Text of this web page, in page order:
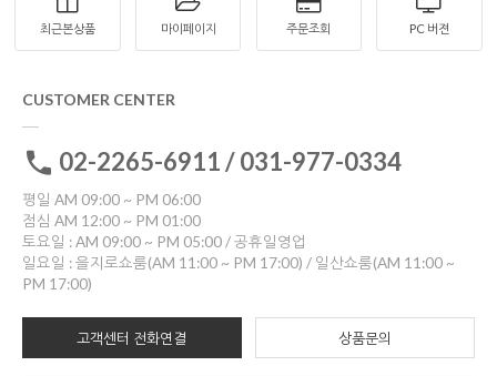
최근본상품 마이페이지 주문조회 PC 버젼
CUSTOMER CENTER
02-2265-6911 / 031-977-0334
평일 AM 09:00 ~ PM 06:00
점심 AM 12:00 ~ PM 01:00
토요일 : AM 09:00 ~ PM 05:00 / 공휴일영업
일요일 : 을지로쇼룸(AM 11:00 ~ PM 17:00) / 일산쇼룸(AM 11:00 ~
PM 17:00)
고객센터 전화연결 상품문의